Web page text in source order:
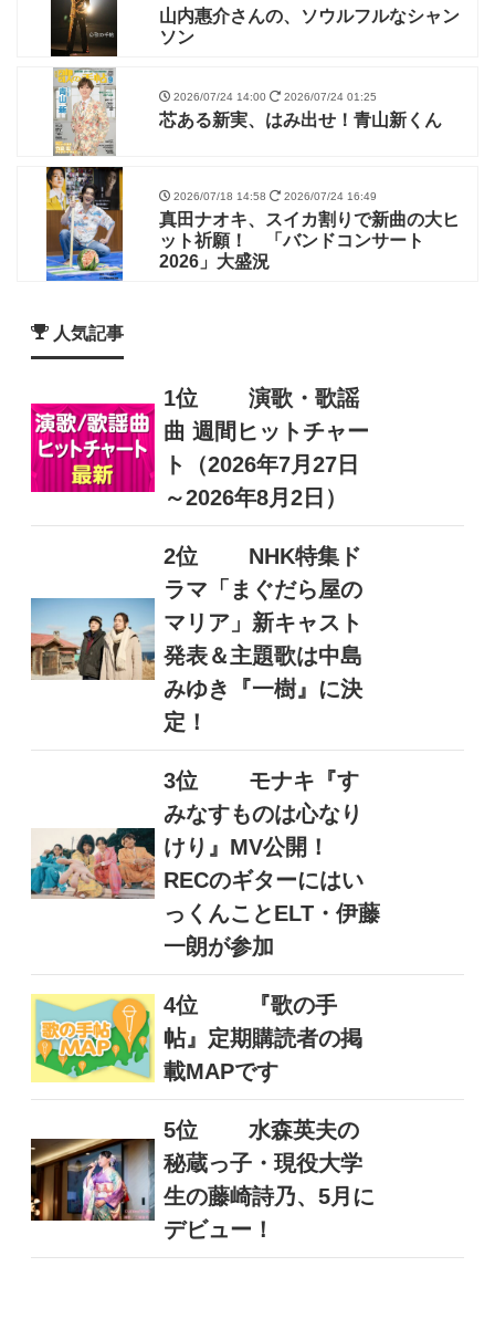
山内惠介さんの、ソウルフルなシャン
ソン
2026/07/24 14:00 2026/07/24 01:25
芯ある新実、はみ出せ！青山新くん
2026/07/18 14:58 2026/07/24 16:49
真田ナオキ、スイカ割りで新曲の大ヒ
ット祈願！ 「バンドコンサート
2026」大盛況
人気記事
1位
演歌・歌謡
曲 週間ヒットチャー
ト（2026年7月27日
～2026年8月2日）
2位
NHK特集ド
ラマ「まぐだら屋の
マリア」新キャスト
発表＆主題歌は中島
みゆき『一樹』に決
定！
3位
モナキ『す
みなすものは心なり
けり』MV公開！
RECのギターにはい
っくんことELT・伊藤
一朗が参加
4位
『歌の手
帖』定期購読者の掲
載MAPです
5位
水森英夫の
秘蔵っ子・現役大学
生の藤崎詩乃、5月に
デビュー！